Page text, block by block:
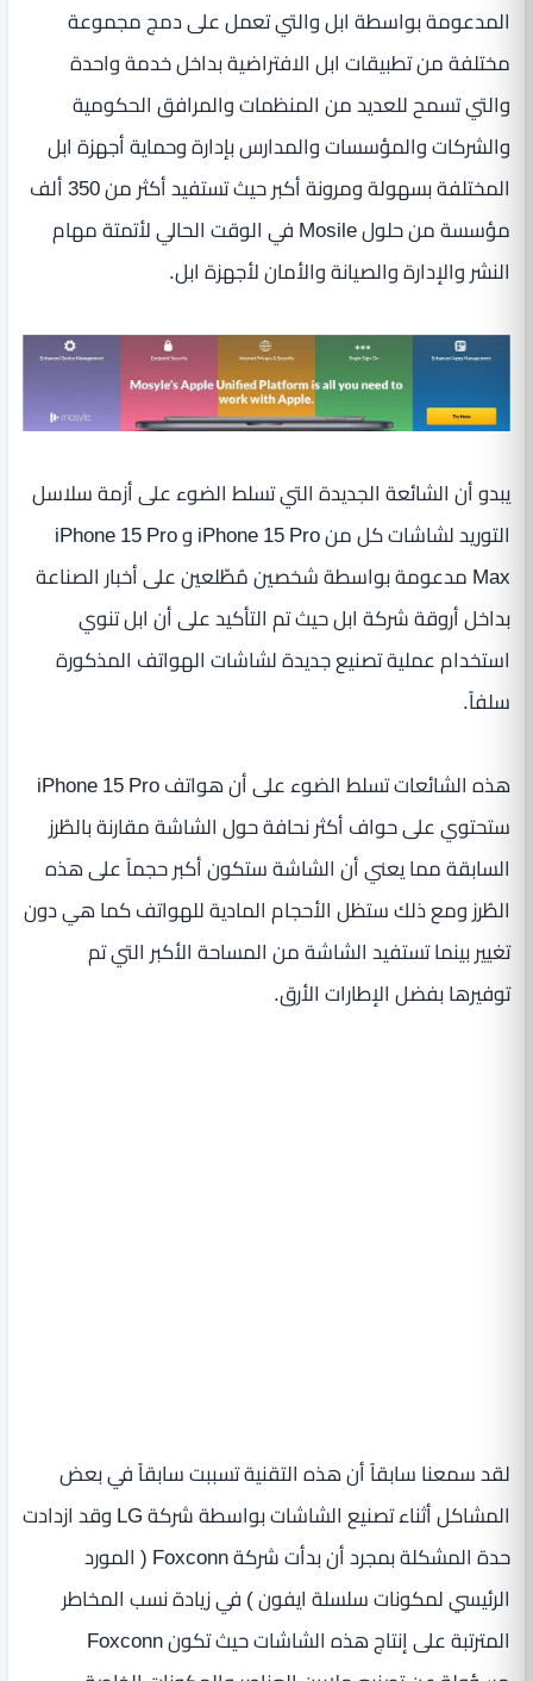
المدعومة بواسطة ابل والتي تعمل على دمج مجموعة
مختلفة من تطبيقات ابل الافتراضية بداخل خدمة واحدة
والتي تسمح للعديد من المنظمات والمرافق الحكومية
والشركات والمؤسسات والمدارس بإدارة وحماية أجهزة ابل
المختلفة بسهولة ومرونة أكبر حيث تستفيد أكثر من 350 ألف
مؤسسة من حلول Mosile في الوقت الحالي لأتمتة مهام
النشر والإدارة والصيانة والأمان لأجهزة ابل.
يبدو أن الشائعة الجديدة التي تسلط الضوء على أزمة سلاسل
التوريد لشاشات كل من iPhone 15 Pro و iPhone 15 Pro
Max مدعومة بواسطة شخصين مُطّلعين على أخبار الصناعة
بداخل أروقة شركة ابل حيث تم التأكيد على أن ابل تنوي
استخدام عملية تصنيع جديدة لشاشات الهواتف المذكورة
سلفاً.
هذه الشائعات تسلط الضوء على أن هواتف iPhone 15 Pro
ستحتوي على حواف أكثر نحافة حول الشاشة مقارنة بالطُرز
السابقة مما يعني أن الشاشة ستكون أكبر حجماً على هذه
الطُرز ومع ذلك ستظل الأحجام المادية للهواتف كما هي دون
تغيير بينما تستفيد الشاشة من المساحة الأكبر التي تم
توفيرها بفضل الإطارات الأرق.
لقد سمعنا سابقاً أن هذه التقنية تسببت سابقاً في بعض
المشاكل أثناء تصنيع الشاشات بواسطة شركة LG وقد ازدادت
حدة المشكلة بمجرد أن بدأت شركة Foxconn ( المورد
الرئيسي لمكونات سلسلة ايفون ) في زيادة نسب المخاطر
المترتبة على إنتاج هذه الشاشات حيث تكون Foxconn